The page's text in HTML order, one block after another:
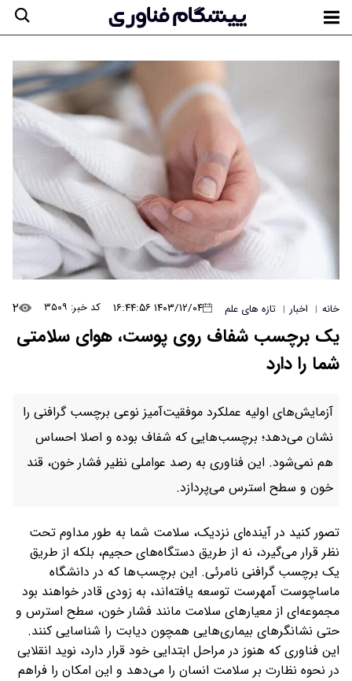
خانه | اخبار | تازه های علم ۱۴۰۳/۱۲/۰۴ ۱۶:۴۴:۵۶ کد خبر: ۳۵۰۹ ۲
یک برچسب شفاف روی پوست، هوای سلامتی
شما را دارد
آزمایش‌های اولیه عملکرد موفقیت‌آمیز نوعی برچسب گرافنی را
نشان می‌دهد؛ برچسب‌هایی که شفاف بوده و اصلا احساس
هم نمی‌شود. این فناوری به رصد عواملی نظیر فشار خون، قند
خون و سطح استرس می‌پردازد.
تصور کنید در آینده‌ای نزدیک، سلامت شما به طور مداوم تحت
نظر قرار می‌گیرد، نه از طریق دستگاه‌های حجیم، بلکه از طریق
یک برچسب گرافنی نامرئی. این برچسب‌ها که در دانشگاه
ماساچوست آمهرست توسعه یافته‌اند، به زودی قادر خواهند بود
مجموعه‌ای از معیارهای سلامت مانند فشار خون، سطح استرس و
حتی نشانگرهای بیماری‌هایی همچون دیابت را شناسایی کنند.
این فناوری که هنوز در مراحل ابتدایی خود قرار دارد، نوید انقلابی
در نحوه نظارت بر سلامت انسان را می‌دهد و این امکان را فراهم